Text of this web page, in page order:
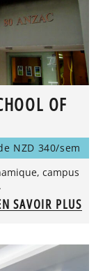
OF
NZD 340/sem
campus
SAVOIR PLUS